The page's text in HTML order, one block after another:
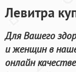
Левитра
Для Вашего
и женщин в
онлайн